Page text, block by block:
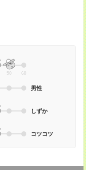
50 60
男性
しずか
コツコツ